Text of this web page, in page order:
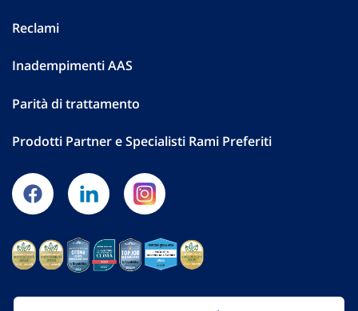
Reclami
Inadempimenti AAS
Parità di trattamento
Prodotti Partner e Specialisti Rami Preferiti